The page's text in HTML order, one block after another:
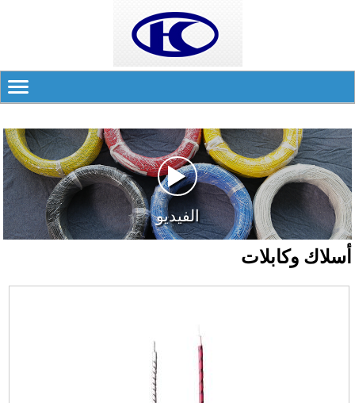
الفيديو
أسلاك وكابلات